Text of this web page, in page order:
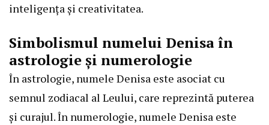
inteligența și creativitatea.
Simbolismul numelui Denisa în
astrologie și numerologie
În astrologie, numele Denisa este asociat cu
semnul zodiacal al Leului, care reprezintă puterea
și curajul. În numerologie, numele Denisa este